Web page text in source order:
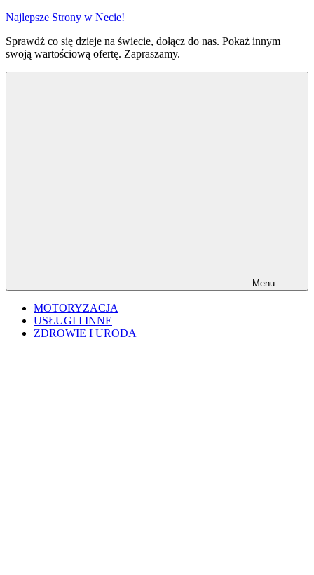
Przejdź
treści
Najlepsze Strony w Necie!
Sprawdź co się dzieje na świecie, dołącz do nas. Pokaż innym
swoją wartościową ofertę. Zapraszamy.
Menu
MOTORYZACJA
USŁUGI I INNE
ZDROWIE I URODA